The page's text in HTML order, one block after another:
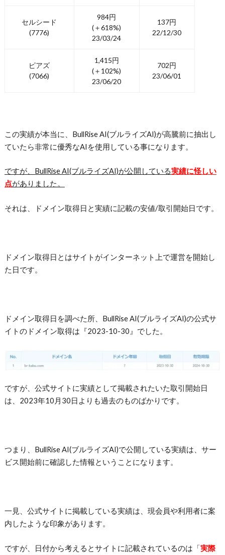
セルシード
(7776)
984円
(＋618%)
23/03/24
137円
22/12/30
ピアズ
(7066)
1,415円
(＋102%)
23/06/20
702円
23/06/01
この実績が本当に、 BullRise AI(ブルライズAI)が高騰前に抽出し
ていたら非常に優秀なAIを使用している事になります。
ですが、 BullRise AI(ブルライズAI)が公開している実績に怪しい
点がありました。
それは、ドメイン取得日と実績に記載の安値/取引開始日です。
ドメイン取得日とはサイトがインターネット上で運営を開始し
た日です。
ドメイン取得日を調べた所、BullRise AI(ブルライズAI)の公式サ
イトのドメイン取得は『2023-10-30』でした。
ですが、公式サイトに実績として掲載されたいた取引開始日
は、2023年10月30日よりも過去のものばかりです。
つまり、 BullRise AI(ブルライズAI)で公開している実績は、サー
ビス開始前に確認した情報ということになります。
一見、公式サイトに掲載している実績は、現会員や利用者に案
内したような印象があります。
ですが、日付から考えるとサイトに記載されているのは「実際